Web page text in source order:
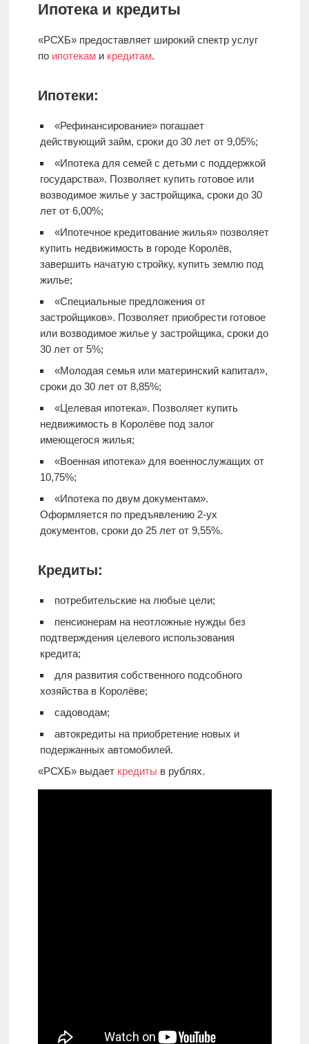
Ипотека и кредиты
«РСХБ» предоставляет широкий спектр услуг
по ипотеками кредитам.
Ипотеки:
«Рефинансирование» погашает
действующий займ, сроки до 30 лет от 9,05%;
«Ипотека для семей с детьми с поддержкой
государства». Позволяет купить готовое или
возводимое жилье у застройщика, сроки до 30
лет от 6,00%;
«Ипотечное кредитование жилья» позволяет
купить недвижимость в городе Королёв,
завершить начатую стройку, купить землю под
жилье;
«Специальные предложения от
застройщиков». Позволяет приобрести готовое
или возводимое жилье у застройщика, сроки до
30 лет от 5%;
«Молодая семья или материнский капитал»,
сроки до 30 лет от 8,85%;
«Целевая ипотека». Позволяет купить
недвижимость в Королёве под залог
имеющегося жилья;
«Военная ипотека» для военнослужащих от
10,75%;
«Ипотека по двум документам».
Оформляется по предъявлению 2-ух
документов, сроки до 25 лет от 9,55%.
Кредиты:
потребительские на любые цели;
пенсионерам на неотложные нужды без
подтверждения целевого использования
кредита;
для развития собственного подсобного
хозяйства в Королёве;
садоводам;
автокредиты на приобретение новых и
подержанных автомобилей.
«РСХБ» выдает кредиты в рублях.